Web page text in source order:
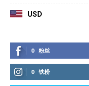
USD
0 粉丝
0 铁粉